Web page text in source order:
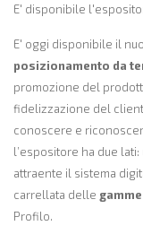
E' disponibile
E' oggi disponibile il
posizionamento da
promozione del
fidelizzazione del
conoscere e
l’espositore ha due
attraente il sistema
carrellata delle
Profilo.